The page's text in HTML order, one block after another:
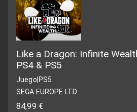
Like a Dragon: Infinite
PS4 & PS5
Juego|PS5
SEGA EUROPE LTD
84,99 €